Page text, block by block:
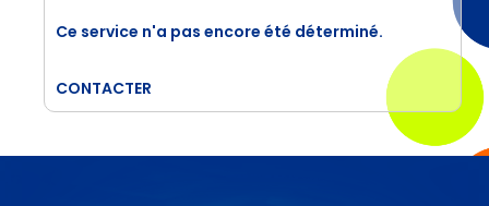
Ce service n'a pas encore été déterminé.
CONTACTER